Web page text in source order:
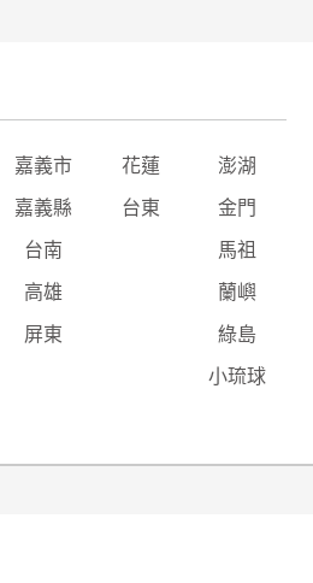
嘉義市 花蓮 澎湖
嘉義縣 台東 金門
台南 馬祖
高雄 蘭嶼
屏東 綠島
小琉球